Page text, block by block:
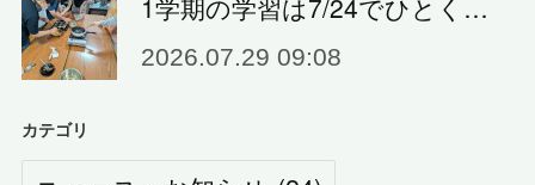
1学期の学習は7/24でひとく…
2026.07.29 09:08
カテゴリ